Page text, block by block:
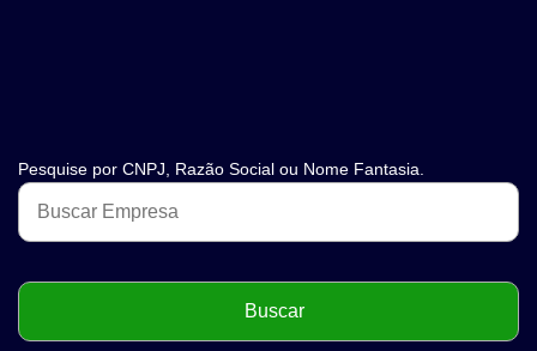
Pesquise por CNPJ, Razão Social ou Nome Fantasia.